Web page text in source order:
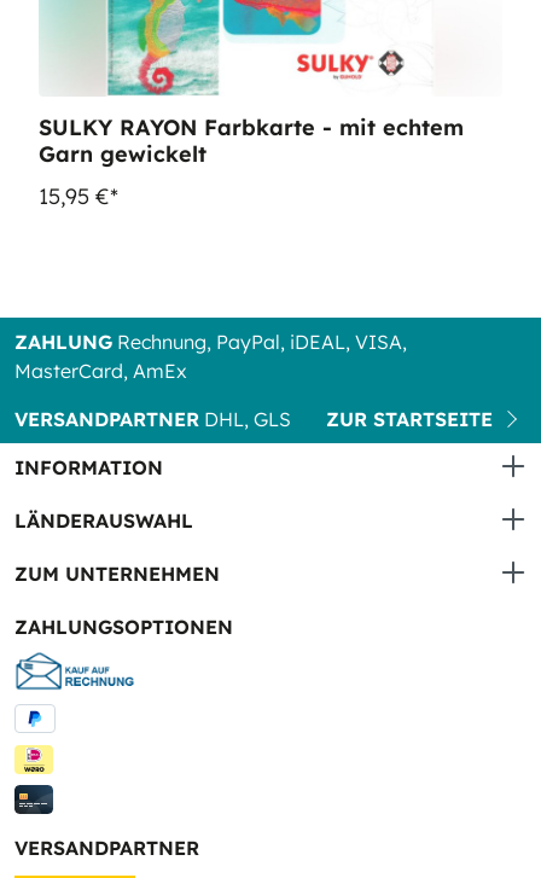
SULKY RAYON Farbkarte - mit echtem
Garn gewickelt
15,95 €*
ZAHLUNG Rechnung, PayPal, iDEAL, VISA,
MasterCard, AmEx
VERSANDPARTNER DHL, GLS
ZUR STARTSEITE
INFORMATION
LÄNDERAUSWAHL
ZUM UNTERNEHMEN
ZAHLUNGSOPTIONEN
VERSANDPARTNER